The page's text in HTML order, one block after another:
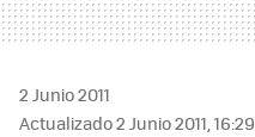
2 Junio 2011
Actualizado 2 Junio 2011, 16:29